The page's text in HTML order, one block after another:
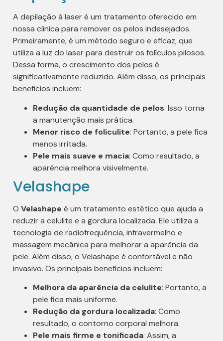
A depilação à laser é um tratamento oferecido em
nossa clínica para remover os pelos indesejados.
Primeiramente, é um método seguro e eficaz, que
utiliza a luz do laser para destruir os folículos pilosos.
Dessa forma, o crescimento dos pelos é
significativamente reduzido. Além disso, os principais
benefícios incluem:
Redução da quantidade de pelos: Isso torna
a manutenção mais prática.
Menor risco de foliculite: Portanto, a pele fica
menos irritada.
Pele mais suave e macia: Como resultado, a
aparência melhora visivelmente.
Velashape
O Velashape é um tratamento estético que ajuda a
reduzir a celulite e a gordura localizada. Ele utiliza a
tecnologia de radiofrequência, infravermelho e
massagem mecânica para melhorar a aparência da
pele. Além disso, o Velashape é confortável e não
invasivo. Os principais benefícios incluem:
Melhora da aparência da celulite: Portanto, a
pele fica mais uniforme.
Redução da gordura localizada: Como
resultado, o contorno corporal melhora.
Pele mais firme e tonificada: Assim, a